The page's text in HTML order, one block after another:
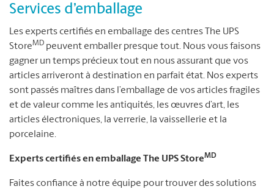
Services d’emballage
Les experts certifiés en emballage des centres The UPS
StoreMD peuvent emballer presque tout. Nous vous faisons
gagner un temps précieux tout en nous assurant que vos
articles arriveront à destination en parfait état. Nos experts
sont passés maîtres dans l’emballage de vos articles fragiles
et de valeur comme les antiquités, les œuvres d’art, les
articles électroniques, la verrerie, la vaissellerie et la
porcelaine.
Experts certifiés en emballage The UPS StoreMD
Faites confiance à notre équipe pour trouver des solutions